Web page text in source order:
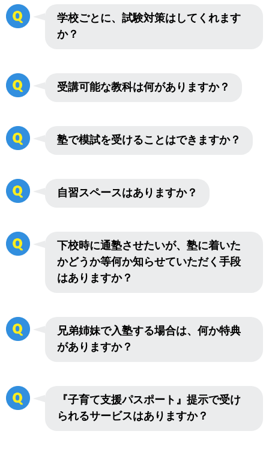
学校ごとに、試験対策はしてくれます
か？
受講可能な教科は何がありますか？
塾で模試を受けることはできますか？
自習スペースはありますか？
下校時に通塾させたいが、塾に着いた
かどうか等何か知らせていただく手段
はありますか？
兄弟姉妹で入塾する場合は、何か特典
がありますか？
『子育て支援パスポート』提示で受け
られるサービスはありますか？